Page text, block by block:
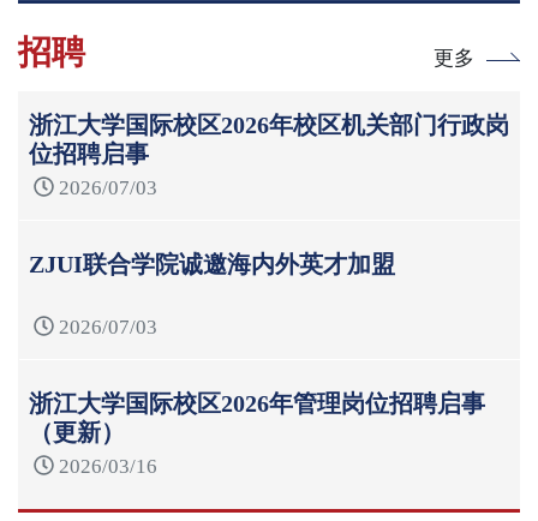
招聘 更多
浙江大学国际校区2026年校区机关部门行政岗
位招聘启事
2026/07/03
ZJUI联合学院诚邀海内外英才加盟
2026/07/03
浙江大学国际校区2026年管理岗位招聘启事
（更新）
2026/03/16